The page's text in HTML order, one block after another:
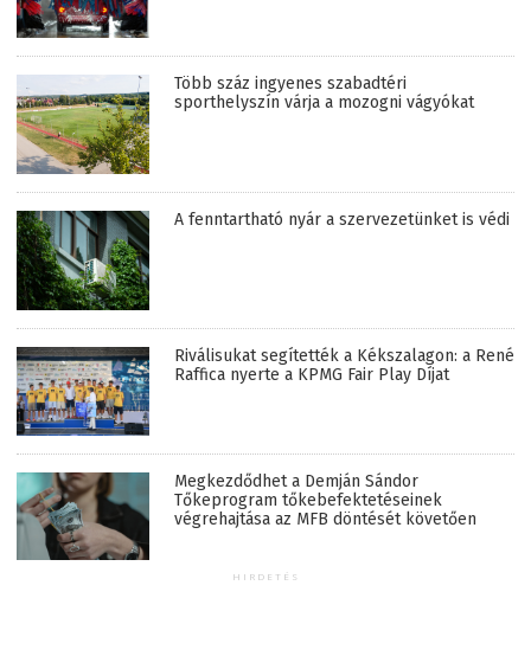
Több száz ingyenes szabadtéri
sporthelyszín várja a mozogni vágyókat
A fenntartható nyár a szervezetünket is védi
Riválisukat segítették a Kékszalagon: a René
Raffica nyerte a KPMG Fair Play Díjat
Megkezdődhet a Demján Sándor
Tőkeprogram tőkebefektetéseinek
végrehajtása az MFB döntését követően
HIRDETÉS